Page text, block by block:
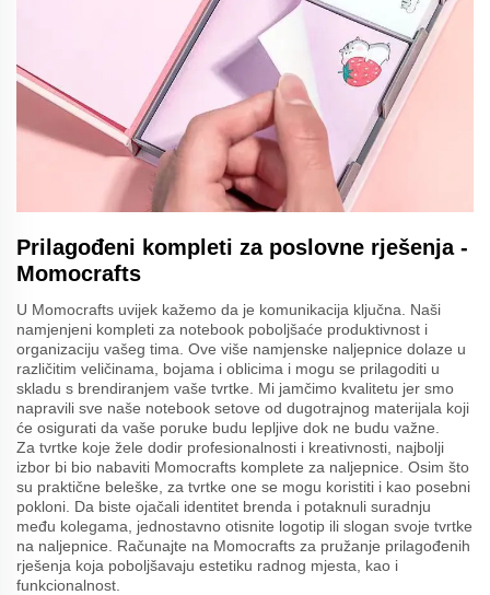
Prilagođeni kompleti za poslovne rješenja -
Momocrafts
U Momocrafts uvijek kažemo da je komunikacija ključna. Naši
namjenjeni kompleti za notebook poboljšaće produktivnost i
organizaciju vašeg tima. Ove više namjenske naljepnice dolaze u
različitim veličinama, bojama i oblicima i mogu se prilagoditi u
skladu s brendiranjem vaše tvrtke. Mi jamčimo kvalitetu jer smo
napravili sve naše notebook setove od dugotrajnog materijala koji
će osigurati da vaše poruke budu lepljive dok ne budu važne.
Za tvrtke koje žele dodir profesionalnosti i kreativnosti, najbolji
izbor bi bio nabaviti Momocrafts komplete za naljepnice. Osim što
su praktične beleške, za tvrtke one se mogu koristiti i kao posebni
pokloni. Da biste ojačali identitet brenda i potaknuli suradnju
među kolegama, jednostavno otisnite logotip ili slogan svoje tvrtke
na naljepnice. Računajte na Momocrafts za pružanje prilagođenih
rješenja koja poboljšavaju estetiku radnog mjesta, kao i
funkcionalnost.